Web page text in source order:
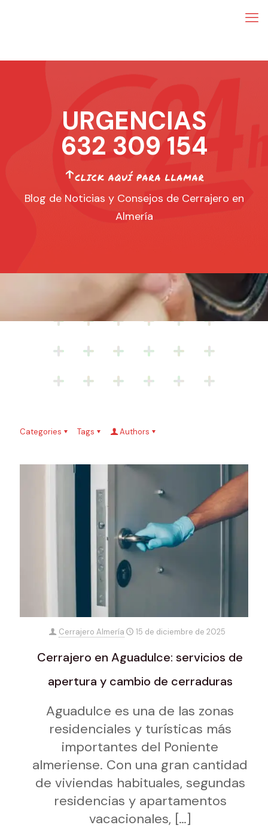
URGENCIAS
632 309 154
Blog de Noticias y Consejos de Cerrajero en
Almería
Categories Tags Authors
Cerrajero Almería 15 de diciembre de 2025
Cerrajero en Aguadulce: servicios de
apertura y cambio de cerraduras
Aguadulce es una de las zonas
residenciales y turísticas más
importantes del Poniente
almeriense. Con una gran cantidad
de viviendas habituales, segundas
residencias y apartamentos
vacacionales, […]